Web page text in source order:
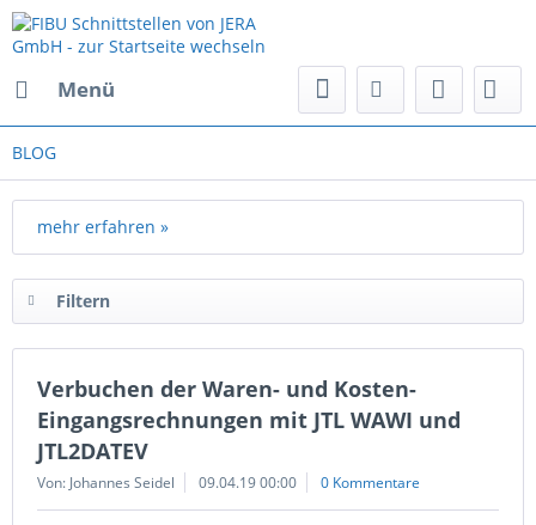
Menü
BLOG
mehr erfahren »
Filtern
Verbuchen der Waren- und Kosten-
Eingangsrechnungen mit JTL WAWI und
JTL2DATEV
Von: Johannes Seidel 09.04.19 00:00 0 Kommentare